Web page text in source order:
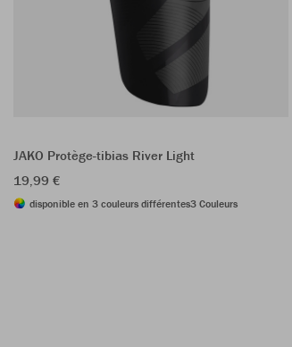
JAKO Protège-tibias River Light
19,99 €
disponible en 3 couleurs différentes3 Couleurs